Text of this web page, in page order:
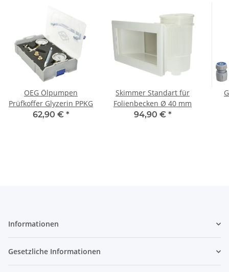
OEG Ölpumpen
Prüfkoffer Glyzerin PPKG
62,90 € *
Skimmer Standart für
Folienbecken Ø 40 mm
94,90 € *
Informationen
Gesetzliche Informationen